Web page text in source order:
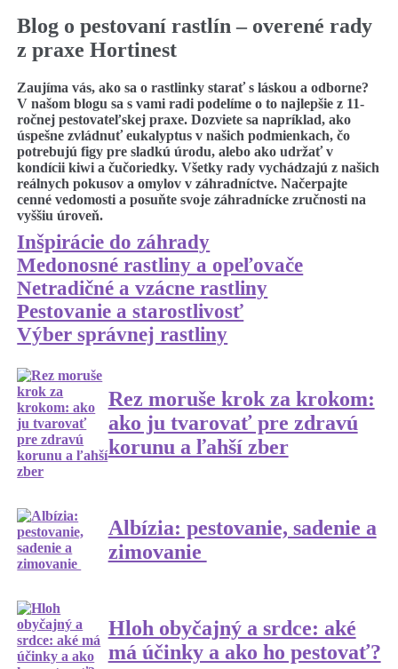
Blog o pestovaní rastlín – overené rady
z praxe Hortinest
Zaujíma vás, ako sa o rastlinky starať s láskou a odborne?
V našom blogu sa s vami radi podelíme o to najlepšie z 11-
ročnej pestovateľskej praxe. Dozviete sa napríklad, ako
úspešne zvládnuť eukalyptus v našich podmienkach, čo
potrebujú figy pre sladkú úrodu, alebo ako udržať v
kondícii kiwi a čučoriedky. Všetky rady vychádzajú z našich
reálnych pokusov a omylov v záhradníctve. Načerpajte
cenné vedomosti a posuňte svoje záhradnícke zručnosti na
vyššiu úroveň.
Inšpirácie do záhrady
Medonosné rastliny a opeľovače
Netradičné a vzácne rastliny
Pestovanie a starostlivosť
Výber správnej rastliny
Rez moruše krok za krokom:
ako ju tvarovať pre zdravú
korunu a ľahší zber
Albízia: pestovanie, sadenie a
zimovanie
Hloh obyčajný a srdce: aké
má účinky a ako ho pestovať?